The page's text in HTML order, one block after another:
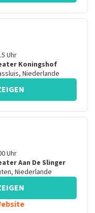
Uhr
Koningshof
, Niederlande
Uhr
Aan De Slinger
, Niederlande